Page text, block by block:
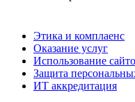
Этика и комплаенс
Оказание услуг
Использование
Защита
ИТ аккредитация